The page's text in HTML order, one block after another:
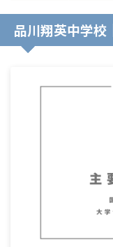
品川翔英中学校